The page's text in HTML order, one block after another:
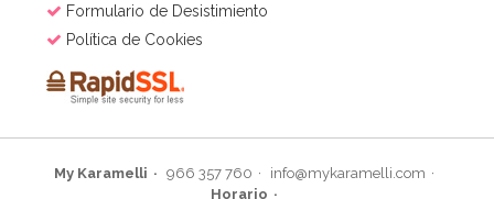
Formulario de Desistimiento
Política de Cookies
My Karamelli 966 357 760
info@mykaramelli.com
Horario